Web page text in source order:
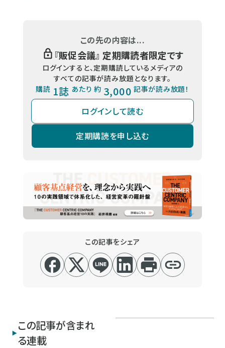
この先の内容は...
『販促会議』 定期購読者限定です
ログインすると、定期購読しているメディアの
すべての記事が読み放題となります。
購読 1誌 あたり 約 3,000 記事が読み放題！
ログインして読む
定期購読を申し込む
この記事をシェア
この記事が含まれ
る連載